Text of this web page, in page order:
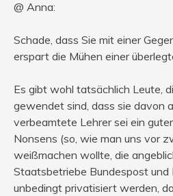
@ Anna:
Schade, dass Sie mit einer
erspart die Mühen einer
Es gibt wohl tatsächlich Leute,
gewendet sind, dass sie davon
verbeamtete Lehrer sei ein
Nonsens (so, wie man uns vor
weißmachen wollte, die
Staatsbetriebe Bundespost und
unbedingt privatisiert werden,